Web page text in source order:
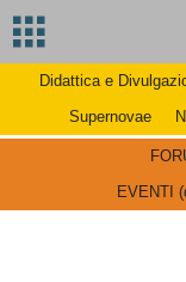
Didattica e
Supernovae
EVENTI